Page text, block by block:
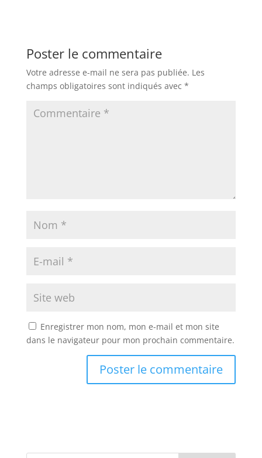
Poster le commentaire
Votre adresse e-mail ne sera pas publiée. Les
champs obligatoires sont indiqués avec *
Enregistrer mon nom, mon e-mail et mon site
dans le navigateur pour mon prochain commentaire.